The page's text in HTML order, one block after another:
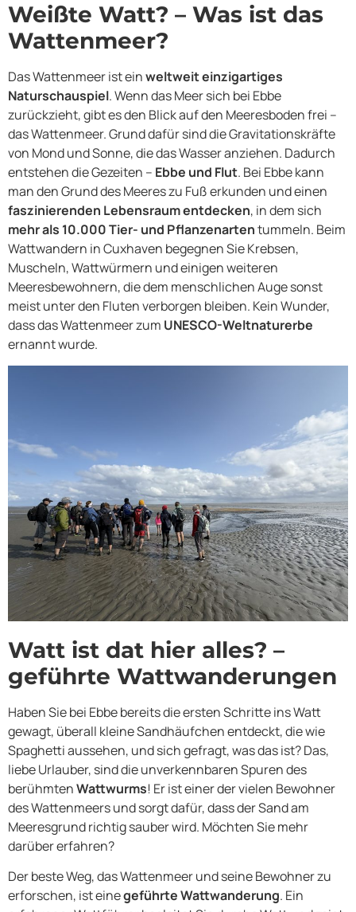
Weißte Watt? – Was ist das
Wattenmeer?
Das Wattenmeer ist einweltweit einzigartiges
Naturschauspiel. Wenn das Meer sich bei Ebbe
zurückzieht, gibt es den Blick auf den Meeresboden frei –
das Wattenmeer. Grund dafür sind die Gravitationskräfte
von Mond und Sonne, die das Wasser anziehen. Dadurch
entstehen die Gezeiten – Ebbe und Flut. Bei Ebbe kann
man den Grund des Meeres zu Fuß erkunden und einen
faszinierenden Lebensraum entdecken, in dem sich
mehr als 10.000 Tier- und Pflanzenartentummeln. Beim
Wattwandern in Cuxhaven begegnen Sie Krebsen,
Muscheln, Wattwürmern und einigen weiteren
Meeresbewohnern, die dem menschlichen Auge sonst
meist unter den Fluten verborgen bleiben. Kein Wunder,
dass das Wattenmeer zum UNESCO-Weltnaturerbe
ernannt wurde.
Watt ist dat hier alles? –
geführte Wattwanderungen
Haben Sie bei Ebbe bereits die ersten Schritte ins Watt
gewagt, überall kleine Sandhäufchen entdeckt, die wie
Spaghetti aussehen, und sich gefragt, was das ist? Das,
liebe Urlauber, sind die unverkennbaren Spuren des
berühmtenWattwurms! Er ist einer der vielen Bewohner
des Wattenmeers und sorgt dafür, dass der Sand am
Meeresgrund richtig sauber wird. Möchten Sie mehr
darüber erfahren?
Der beste Weg, das Wattenmeer und seine Bewohner zu
erforschen, ist einegeführte Wattwanderung. Ein